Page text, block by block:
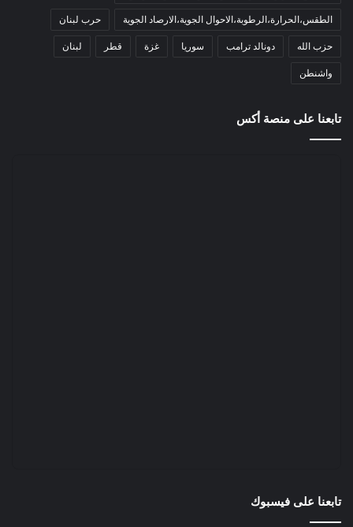
الطقس،الحرارة،الرطوبة،الاحوال الجوية،الارصاد الجوية حرب لبنان
حزب الله دونالد ترامب سوريا غزة قطر لبنان
واشنطن
تابعنا على منصة أكس
تابعنا على فيسبوك